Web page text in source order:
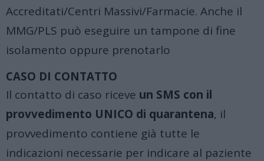
Accreditati/Centri Massivi/Farmacie. Anche il
MMG/PLS può eseguire un tampone di fine
isolamento oppure prenotarlo
CASO DI CONTATTO
Il contatto di caso riceve un SMS con il
provvedimento UNICO di quarantena, il
provvedimento contiene già tutte le
indicazioni necessarie per indicare al paziente